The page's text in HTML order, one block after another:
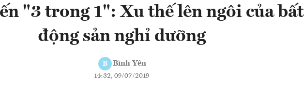
"3 trong 1": Xu thế lên ngôi của bất
động sản nghỉ dưỡng
B Bình Yên
14:32, 09/07/2019